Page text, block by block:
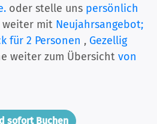
oder stelle uns persönlich
weiter mit Neujahrsangebot;
für 2 Personen , Gezellig
weiter zum Übersicht von
sofort Buchen